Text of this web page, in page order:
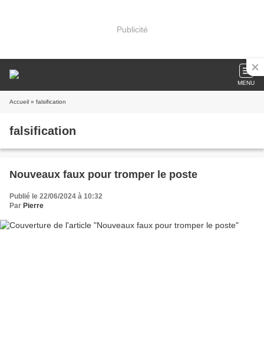
Publicité
MENU
Accueil » falsification
falsification
Nouveaux faux pour tromper le poste
Publié le 22/06/2024 à 10:32
Par Pierre